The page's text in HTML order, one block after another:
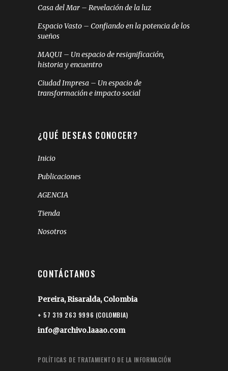
Casa del Mar – Revelación de la luz
Espacio Vasto – Confiando en la potencia de los
sueños
MAQUI – Un espacio de resignificación,
historia y encuentro
Ciudad Impresa – Un espacio de
transformación e impacto social
¿QUÉ DESEAS CONOCER?
Inicio
Publicaciones
AGENCIA
Tienda
Nosotros
CONTÁCTANOS
Pereira, Risaralda, Colombia
+ 57 319 263 9996 (COLOMBIA)
info@archivo.laaao.com
POLÍTICAS DE TRATAMIENTO DE LA INFORMACIÓN